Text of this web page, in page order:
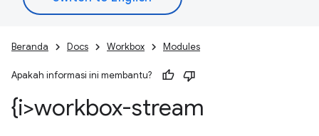
Beranda Docs Workbox Modules
Apakah informasi ini membantu?
{i>workbox-stream